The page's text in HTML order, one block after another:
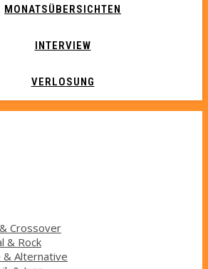
MONATSÜBERSICHTEN
INTERVIEW
VERLOSUNG
Crossover
& Rock
& Alternative